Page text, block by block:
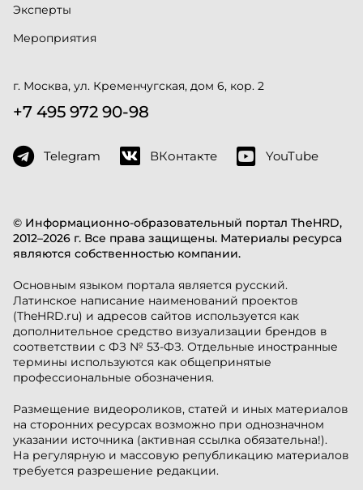
© Информационно-образовательный портал TheHRD,
2012–2026 г. Все права защищены. Материалы ресурса
являются собственностью компании.
Основным языком портала является русский.
Латинское написание наименований проектов
(TheHRD.ru) и адресов сайтов используется как
дополнительное средство визуализации брендов в
соответствии с ФЗ № 53-ФЗ. Отдельные иностранные
термины используются как общепринятые
профессиональные обозначения.
Размещение видеороликов, статей и иных материалов
на сторонних ресурсах возможно при однозначном
указании источника (активная ссылка обязательна!).
На регулярную и массовую републикацию материалов
требуется разрешение редакции.
Эксперты
Мероприятия
г. Москва, ул. Кременчугская, дом 6, кор. 2
+7 495 972 90-98
Telegram ВКонтакте YouTube